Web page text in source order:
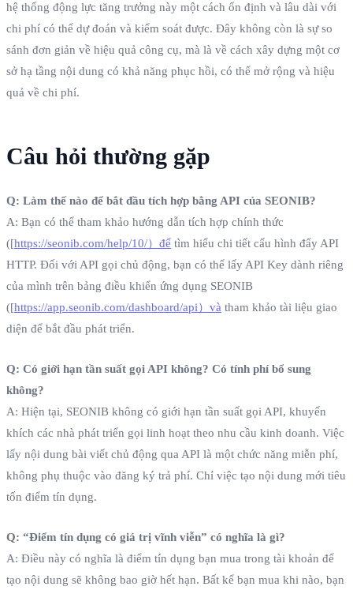
hệ thống động lực tăng trưởng này một cách ổn định và lâu dài với
chi phí có thể dự đoán và kiểm soát được. Đây không còn là sự so
sánh đơn giản về hiệu quả công cụ, mà là về cách xây dựng một cơ
sở hạ tầng nội dung có khả năng phục hồi, có thể mở rộng và hiệu
quả về chi phí.
Câu hỏi thường gặp
Q: Làm thế nào để bắt đầu tích hợp bằng API của SEONIB?
A: Bạn có thể tham khảo hướng dẫn tích hợp chính thức
([https://seonib.com/help/10/）để tìm hiểu chi tiết cấu hình đẩy API
HTTP. Đối với API gọi chủ động, bạn có thể lấy API Key dành riêng
của mình trên bảng điều khiển ứng dụng SEONIB
([https://app.seonib.com/dashboard/api）và tham khảo tài liệu giao
diện để bắt đầu phát triển.
Q: Có giới hạn tần suất gọi API không? Có tính phí bổ sung
không?
A: Hiện tại, SEONIB không có giới hạn tần suất gọi API, khuyến
khích các nhà phát triển gọi linh hoạt theo nhu cầu kinh doanh. Việc
lấy nội dung bài viết chủ động qua API là một chức năng miễn phí,
không phụ thuộc vào đăng ký trả phí. Chỉ việc tạo nội dung mới tiêu
tốn điểm tín dụng.
Q: “Điểm tín dụng có giá trị vĩnh viễn” có nghĩa là gì?
A: Điều này có nghĩa là điểm tín dụng bạn mua trong tài khoản để
tạo nội dung sẽ không bao giờ hết hạn. Bất kể bạn mua khi nào, bạn